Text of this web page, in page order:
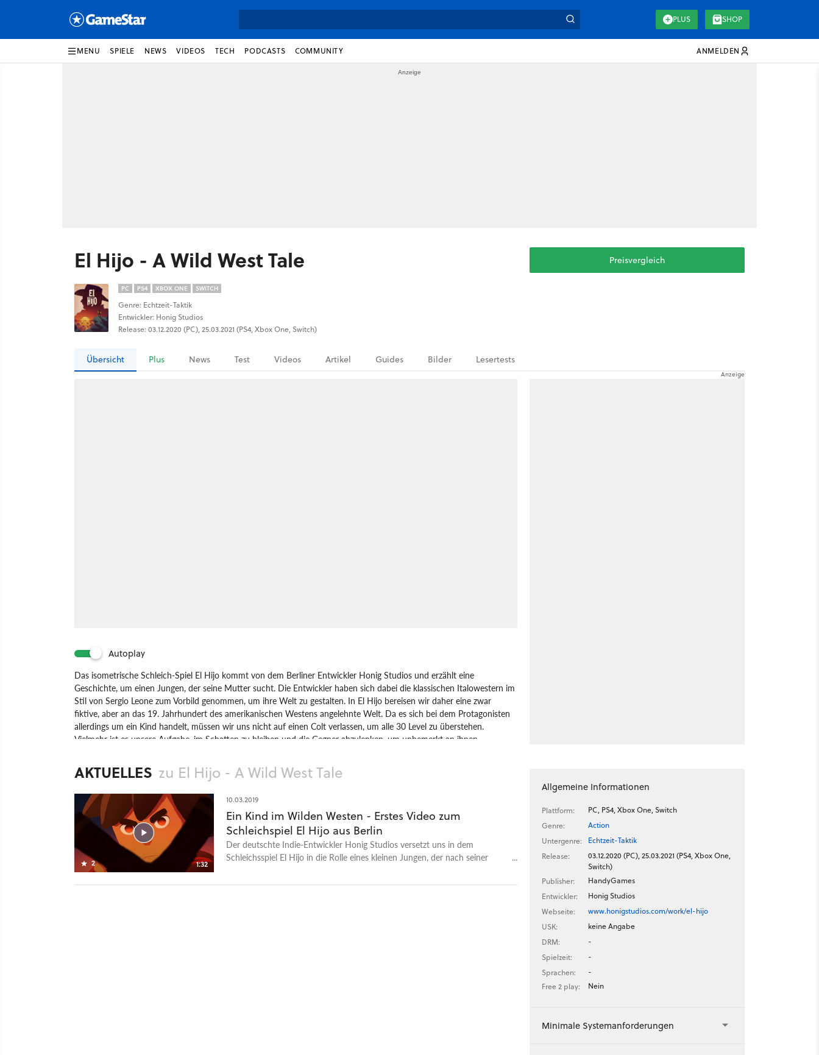
PLUS SHOP
MENU SPIELE NEWS VIDEOS TECH PODCASTS COMMUNITY ANMELDEN
El Hijo - A Wild West Tale
PC PS4 XBOX ONE SWITCH
Genre: Echtzeit-Taktik
Entwickler: Honig Studios
Release: 03.12.2020 (PC), 25.03.2021 (PS4, Xbox One, Switch)
Preisvergleich
Übersicht Plus News Test Videos Artikel Guides Bilder Lesertests
Autoplay
Das isometrische Schleich-Spiel El Hijo kommt von dem Berliner Entwickler Honig Studios und erzählt eine
Geschichte, um einen Jungen, der seine Mutter sucht. Die Entwickler haben sich dabei die klassischen Italowestern im
Stil von Sergio Leone zum Vorbild genommen, um ihre Welt zu gestalten. In El Hijo bereisen wir daher eine zwar
fiktive, aber an das 19. Jahrhundert des amerikanischen Westens angelehnte Welt. Da es sich bei dem Protagonisten
allerdings um ein Kind handelt, müssen wir uns nicht auf einen Colt verlassen, um alle 30 Level zu überstehen.
Vielmehr ist es unsere Aufgabe, im Schatten zu bleiben und die Gegner abzulenken, um unbemerkt an ihnen
Kloster müssen wir unbemerkt an den Mönchen vorbeikommen, während in der Wüste und der Stadt Banditen
lauern.
Spiel Nintendo Switch PlayStation 4 Xbox One
AKTUELLES zu El Hijo - A Wild West Tale
2 1:32
10.03.2019
Ein Kind im Wilden Westen - Erstes Video zum
Schleichspiel El Hijo aus Berlin
Der deutschte Indie-Entwickler Honig Studios versetzt uns in dem
Schleichsspiel El Hijo in die Rolle eines kleinen Jungen, der nach seiner
von den Italowestern eines Sergio Leone inspiriert. Da es sich bei El Hijo (zu
Allgemeine Informationen
Plattform:
PC, PS4, Xbox One, Switch
Genre:
Action
Untergenre:
Echtzeit-Taktik
Release:
03.12.2020 (PC), 25.03.2021 (PS4, Xbox One,
Switch)
Publisher:
HandyGames
Entwickler:
Honig Studios
Webseite:
www.honigstudios.com/work/el-hijo
USK:
keine Angabe
DRM:
-
Spielzeit:
-
Sprachen:
-
Free 2 play:
Nein
Minimale Systemanforderungen